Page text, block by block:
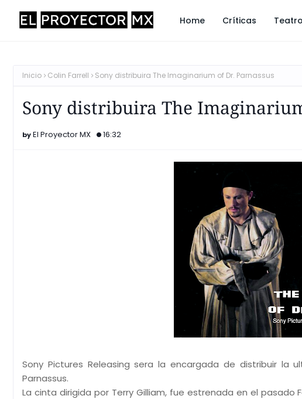
Home Críticas Teatro
Inicio Colin Farrell Sony distribuira The Imaginarium of Dr. Parnassus
Sony distribuira The
El Proyector MX 16:32
Sony Pictures Releasing sera la encargada de distribuir la
Parnassus.
La cinta dirigida por Terry Gilliam, fue estrenada en el